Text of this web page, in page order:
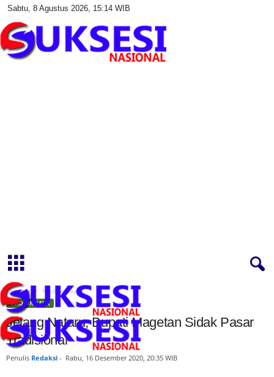
Sabtu, 8 Agustus 2026, 15:14 WIB
Beranda Madiun Raya
MADIUN RAYA
Jelang Nataru, Bupati Magetan Sidak Pasar
Tradisional
Penulis Redaksi - Rabu, 16 Desember 2020, 20:35 WIB